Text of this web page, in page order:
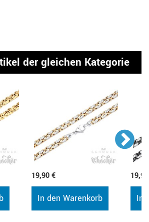
der gleichen Kategorie
19,90 €
In den Warenkorb In